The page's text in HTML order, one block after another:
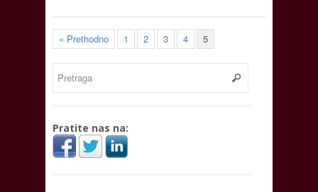
« Prethodno 1 2 3 4 5
Pratite nas na: